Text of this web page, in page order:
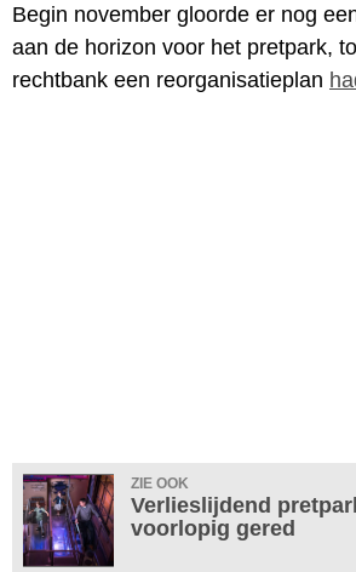
Begin november gloorde er nog
aan de horizon voor het pretpark,
rechtbank een reorganisatieplan
ZIE OOK
Verlieslijdend
voorlopig gered